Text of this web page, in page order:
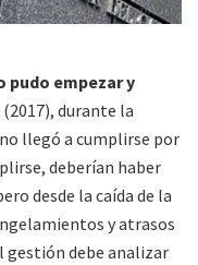
pudo empezar y
(2017), durante la
llegó a cumplirse por
deberían haber
desde la caída de la
y atrasos
gestión debe analizar